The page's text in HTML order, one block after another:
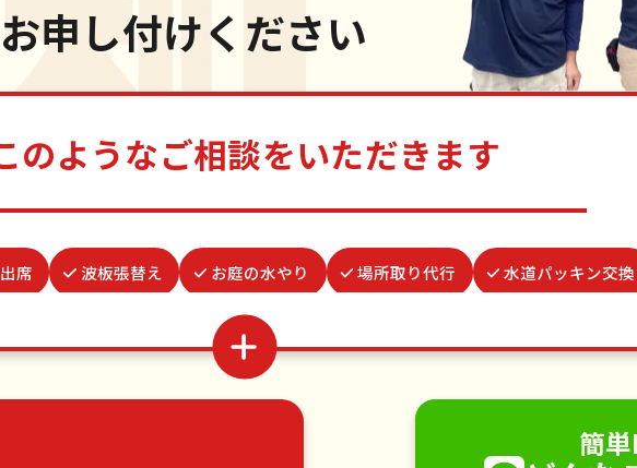
お申し付けください
のようなご相談をいただきます
席 波板張替え お庭の水やり 場所取り代行 水道パッキン交換
ベランダ掃除
遺品整理・生前整理
簡